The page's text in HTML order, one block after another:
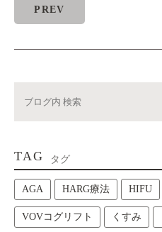
PREV
TAG タグ
AGA HARG療法 HIFU
VOVコグリフト くすみ